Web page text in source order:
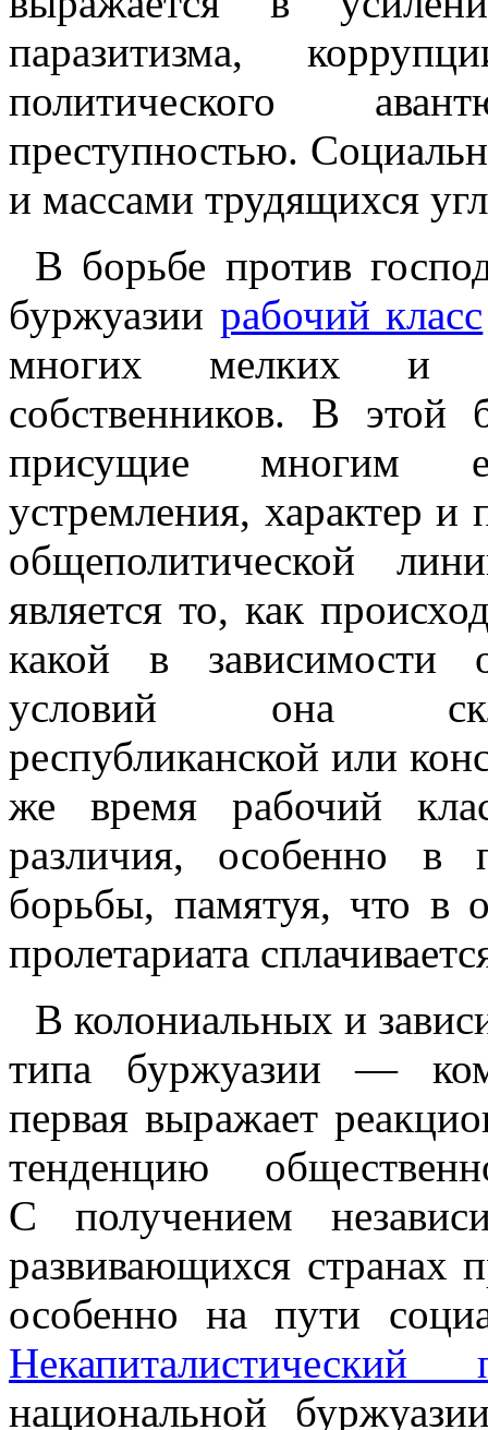
паразитизма,
политического
преступностью.
и массами трудящихся
В борьбе против
буржуазии рабочий класс
многих мелких и
собственников. В этой
присущие многим
устремления, характер
общеполитической
является то, как
какой в зависимости
условий она
республиканской или
же время рабочий
различия, особенно в
борьбы, памятуя, что в
пролетариата
В колониальных и
типа буржуазии —
первая выражает
тенденцию
С получением
развивающихся странах
особенно на пути
национальной